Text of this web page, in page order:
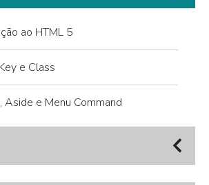
ao HTML 5
e Class
e Menu Command